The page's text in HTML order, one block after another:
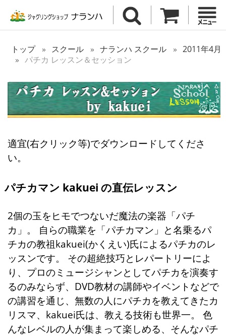
トップ スクール ナランハ スクール
2011年4月
パチカ レッスン＆セッション
適宜(右クリック等)でダウンロードしてくださ
い。
パチカマン kakuei の直伝レッスン
2個の玉をヒモでつないだ魔法の楽器「パチ
カ」。 自らの職業を「パチカマン」と名乗るパ
チカの教祖kakuei(かくえい)氏によるパチカのレ
ッスンです。 その超絶技巧とレパートリーによ
り、プロのミュージシャンとしてパチカを演奏す
るのみならず、DVD教材の講師やイベントなどで
の講習を通じ、無数の人にパチカを教えてきたカ
リスマ、kakuei氏は、教える技術も世界一。 色
んなレベルの人が集まって楽しめる、そんなパチ